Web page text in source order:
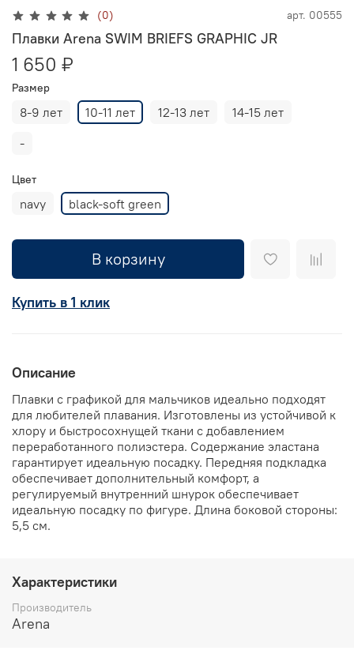
(0) арт. 00555
Плавки Arena SWIM BRIEFS GRAPHIC JR
1 650 ₽
Размер
8-9 лет 10-11 лет 12-13 лет
14-15 лет
-
Цвет
navy black-soft green
В корзину
Купить в 1 клик
Описание
Плавки с графикой для мальчиков идеально подходят
для любителей плавания. Изготовлены из устойчивой к
хлору и быстросохнущей ткани с добавлением
переработанного полиэстера. Содержание эластана
гарантирует идеальную посадку. Передняя подкладка
обеспечивает дополнительный комфорт, а
регулируемый внутренний шнурок обеспечивает
идеальную посадку по фигуре. Длина боковой стороны:
5,5 см.
Характеристики
Производитель
Arena